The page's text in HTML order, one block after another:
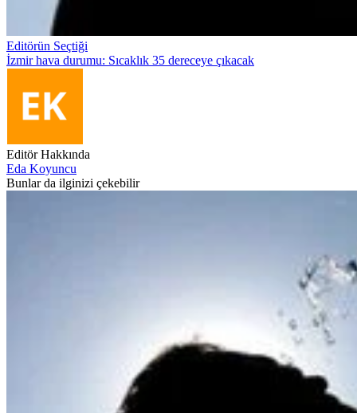
Editörün Seçtiği
İzmir hava durumu: Sıcaklık 35 dereceye çıkacak
Editör Hakkında
Eda Koyuncu
Bunlar da ilginizi çekebilir